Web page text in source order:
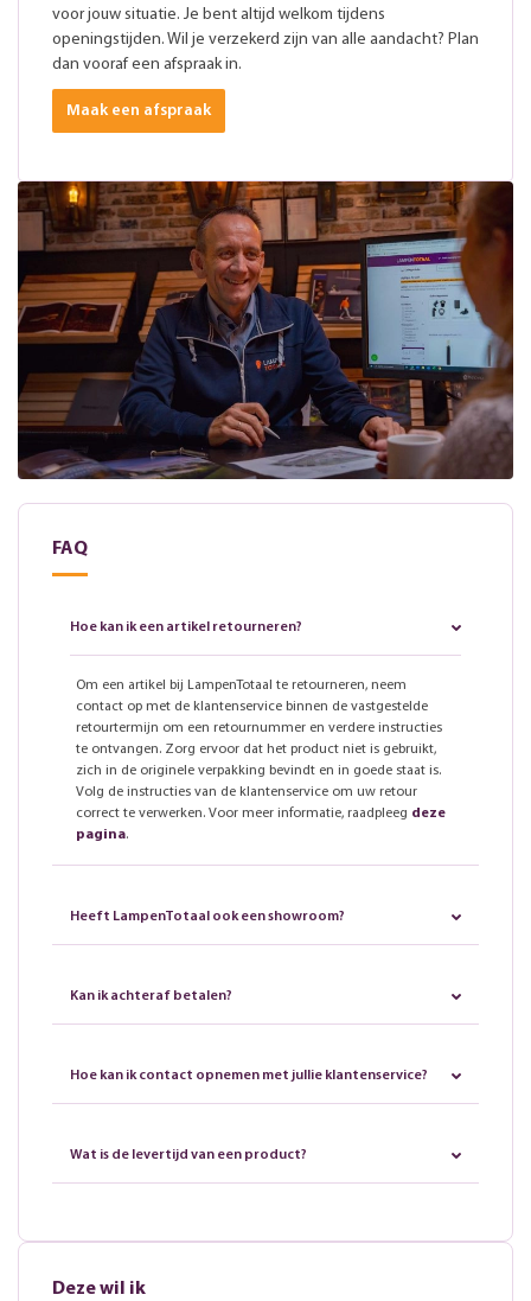
voor jouw situatie. Je bent altijd welkom tijdens
openingstijden. Wil je verzekerd zijn van alle aandacht? Plan
dan vooraf een afspraak in.
Maak een afspraak
FAQ
Hoe kan ik een artikel retourneren?
Om een artikel bij LampenTotaal te retourneren, neem
contact op met de klantenservice binnen de vastgestelde
retourtermijn om een retournummer en verdere instructies
te ontvangen. Zorg ervoor dat het product niet is gebruikt,
zich in de originele verpakking bevindt en in goede staat is.
Volg de instructies van de klantenservice om uw retour
correct te verwerken. Voor meer informatie, raadpleeg deze
pagina.
Heeft LampenTotaal ook een showroom?
Kan ik achteraf betalen?
Hoe kan ik contact opnemen met jullie klantenservice?
Wat is de levertijd van een product?
Deze wil ik